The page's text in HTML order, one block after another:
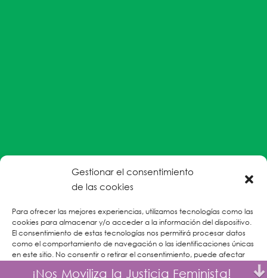
Gestionar el consentimiento
de las cookies
Para ofrecer las mejores experiencias, utilizamos tecnologías como las
cookies para almacenar y/o acceder a la información del dispositivo.
El consentimiento de estas tecnologías nos permitirá procesar datos
como el comportamiento de navegación o las identificaciones únicas
en este sitio. No consentir o retirar el consentimiento, puede afectar
#EnColectiva estamos comprometidas con la
parte del personal humanitario hacia personas
refugiadas, migrantes desplazadas internas y/o
victimas sobrevivientes de Violencias Basadas en
Género.
¡Nos Moviliza la Justicia Feminista!